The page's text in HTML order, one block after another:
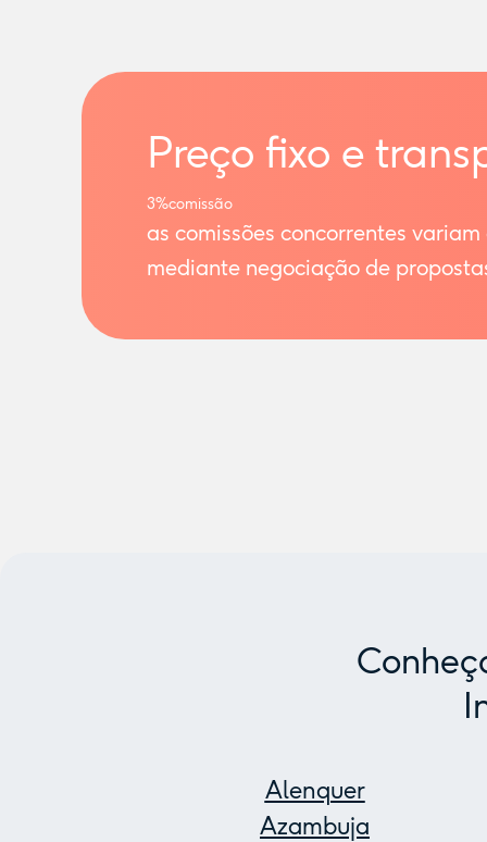
Preço fixo e
3%comissão
as comissões concorrentes variam
mediante negociação de
Alenquer
Azambuja